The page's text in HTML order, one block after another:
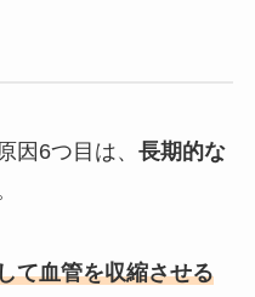
因6つ目は、 長期的な
て血管を収縮させる